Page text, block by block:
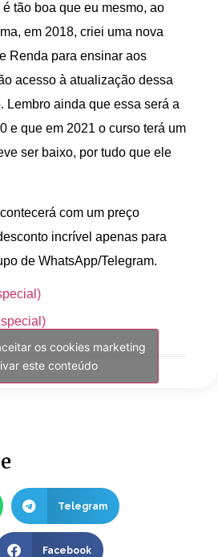
tão boa que eu mesmo, ao
em 2018, criei uma nova
Renda para ensinar aos
acesso à atualização dessa
Lembro ainda que essa será a
e que em 2021 o curso terá um
ser baixo, por tudo que ele
com um preço
incrível apenas para
de WhatsApp/Telegram.
os cookies marketing
este conteúdo
Telegram
Facebook